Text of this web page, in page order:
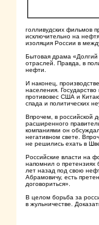
голливудских фильмов
исключительно на
изоляция России в
Бытовая драма «Долгий
отраслей. Правда, в
нефти.
И наконец,
населения.
противовес США и
спада и политических
Впрочем, в российской
расширенного
компаниями он
негативном свете.
не решились ехать в
Российские власти на
напомнил о претензиях
лет назад под свою
Абрамовичу, есть
договориться».
В целом борьба за
в жульничестве.